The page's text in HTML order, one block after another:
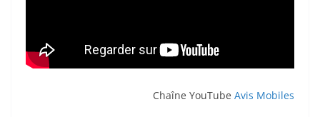
Chaîne YouTube Avis Mobiles